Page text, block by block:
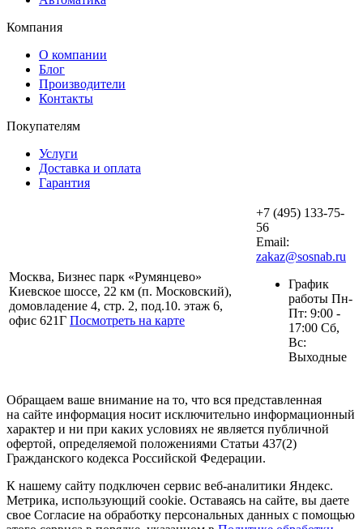
Компания
О компании
Блог
Производители
Контакты
Покупателям
Услуги
Доставка и оплата
Гарантия
Москва, Бизнес парк «Румянцево»
Киевское шоссе, 22 км (п. Московский),
домовладение 4, стр. 2, под.10. этаж 6,
офис 621Г Посмотреть на карте
+7 (495) 133-75-
56
Email:
zakaz@sosnab.ru
График
работы Пн-
Пт: 9:00 -
17:00 Сб,
Вс:
Выходные
Обращаем ваше внимание на то, что вся представленная
на сайте информация носит исключительно информационный
характер и ни при каких условиях не является публичной
офертой, определяемой положениями Статьи 437(2)
Гражданского кодекса Российской Федерации.
К нашему сайту подключен сервис веб-аналитики Яндекс.
Метрика, использующий cookie. Оставаясь на сайте, вы даете
свое Согласие на обработку персональных данных с помощью